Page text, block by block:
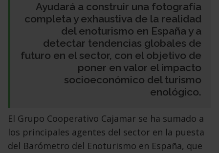
Ayudará a construir una fotografía
completa y exhaustiva de la realidad
del enoturismo en España y a
detectar tendencias globales de
futuro en el sector, con el objetivo de
poner en valor el impacto
socioeconómico del turismo
enológico.
El Grupo Cooperativo Cajamar se ha sumado a
los principales agentes del sector en la puesta
del Barómetro del Enoturismo en España, que